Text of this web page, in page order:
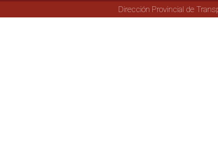
Dirección Provincial de